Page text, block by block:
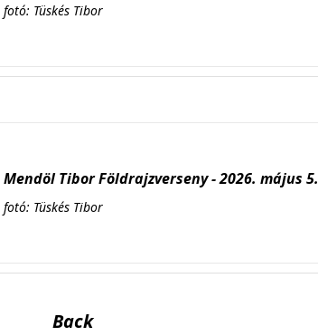
fotó: Tüskés Tibor
Mendöl Tibor Földrajzverseny - 2026. május 5.
fotó: Tüskés Tibor
Back